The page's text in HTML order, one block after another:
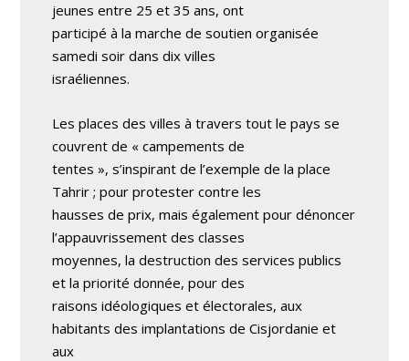
jeunes entre 25 et 35 ans, ont
participé à la marche de soutien organisée
samedi soir dans dix villes
israéliennes.
Les places des villes à travers tout le pays se
couvrent de « campements de
tentes », s’inspirant de l’exemple de la place
Tahrir ; pour protester contre les
hausses de prix, mais également pour dénoncer
l’appauvrissement des classes
moyennes, la destruction des services publics
et la priorité donnée, pour des
raisons idéologiques et électorales, aux
habitants des implantations de Cisjordanie et
aux